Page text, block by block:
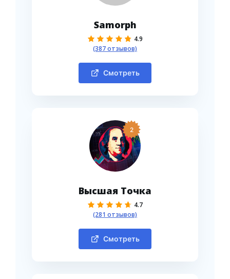
Samorph
4.9
(387 отзывов)
Смотреть
2
Высшая Точка
4.7
(281 отзывов)
Смотреть